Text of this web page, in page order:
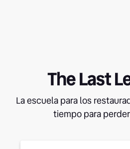
The Last
La escuela para los
tiempo para